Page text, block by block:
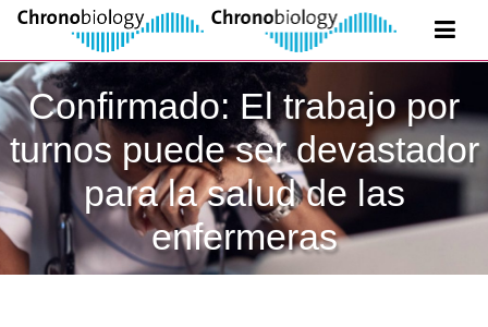
Confirmado: El trabajo por
turnos puede ser devastador
para la salud de las
enfermeras